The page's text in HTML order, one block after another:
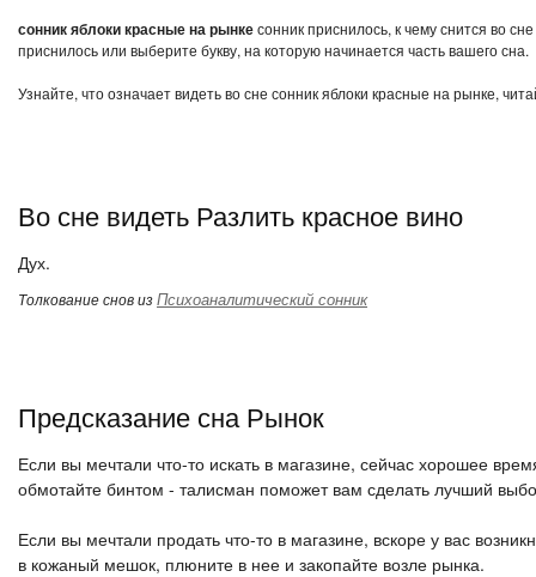
сонник яблоки красные на рынкесонник приснилось, к чему снится во
приснилось или выберите букву, на которую начинается часть вашего сна.
Узнайте, что означает видеть во сне сонник яблоки красные на рынке,
Во сне видеть Разлить красное вино
Дух.
Толкование снов изПсихоаналитический сонник
Предсказание сна Рынок
Если вы мечтали что-то искать в магазине, сейчас хорошее
обмотайте бинтом - талисман поможет вам сделать лучший
Если вы мечтали продать что-то в магазине, вскоре у вас
в кожаный мешок, плюните в нее и закопайте возле рынка.